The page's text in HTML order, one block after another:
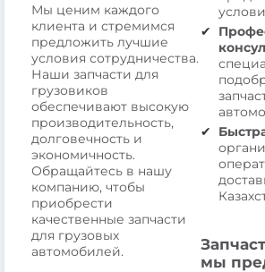
Мы ценим каждого
клиента и стремимся
предложить лучшие
условия сотрудничества.
Наши запчасти для
грузовиков
обеспечивают высокую
производительность,
долговечность и
экономичность.
Обращайтесь в нашу
компанию, чтобы
приобрести
качественные запчасти
для грузовых
автомобилей.
мы